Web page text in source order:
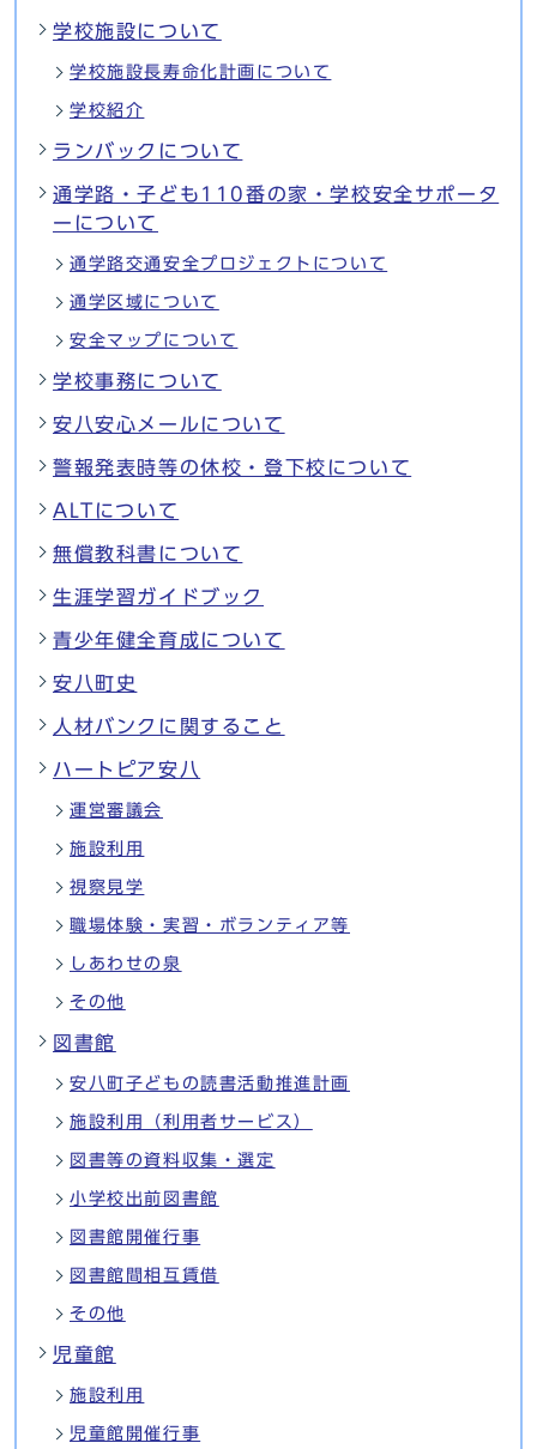
学校施設について
学校施設長寿命化計画について
学校紹介
ランバックについて
通学路・子ども110番の家・学校安全サポータ
ーについて
通学路交通安全プロジェクトについて
通学区域について
安全マップについて
学校事務について
安八安心メールについて
警報発表時等の休校・登下校について
ALTについて
無償教科書について
生涯学習ガイドブック
青少年健全育成について
安八町史
人材バンクに関すること
ハートピア安八
運営審議会
施設利用
視察見学
職場体験・実習・ボランティア等
しあわせの泉
その他
図書館
安八町子どもの読書活動推進計画
施設利用（利用者サービス）
図書等の資料収集・選定
小学校出前図書館
図書館開催行事
図書館間相互賃借
その他
児童館
施設利用
児童館開催行事